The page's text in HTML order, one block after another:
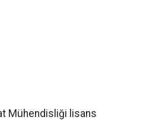
Mühendisliği lisans